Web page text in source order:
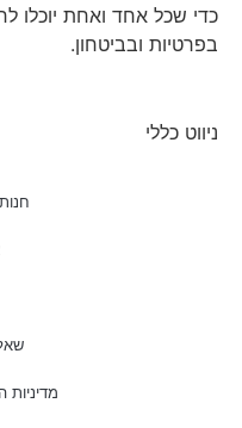
כדי שכל אחד ואחת יוכלו
בפרטיות ובביטחון.
ניווט כללי
מדיניות